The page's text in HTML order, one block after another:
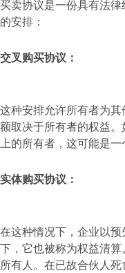
买卖协议是一份具有法
的安排：
交叉购买协议：
这种安排允许所有者为
额取决于所有者的权益
上的所有者，这可能是
实体购买协议：
在这种情况下，企业以
下，它也被称为权益清
所有人。在已故合伙人